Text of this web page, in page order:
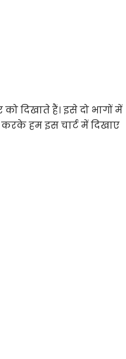
दिखाते हैं। इसे दो भागों में
हम इस चार्ट में दिखाए